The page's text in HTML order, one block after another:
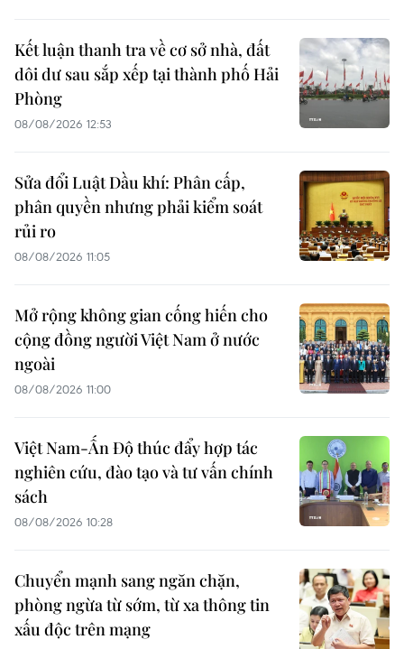
Kết luận thanh tra về cơ sở nhà, đất
dôi dư sau sắp xếp tại thành phố Hải
Phòng
08/08/2026 12:53
Sửa đổi Luật Dầu khí: Phân cấp,
phân quyền nhưng phải kiểm soát
rủi ro
08/08/2026 11:05
Mở rộng không gian cống hiến cho
cộng đồng người Việt Nam ở nước
ngoài
08/08/2026 11:00
Việt Nam-Ấn Độ thúc đẩy hợp tác
nghiên cứu, đào tạo và tư vấn chính
sách
08/08/2026 10:28
Chuyển mạnh sang ngăn chặn,
phòng ngừa từ sớm, từ xa thông tin
xấu độc trên mạng